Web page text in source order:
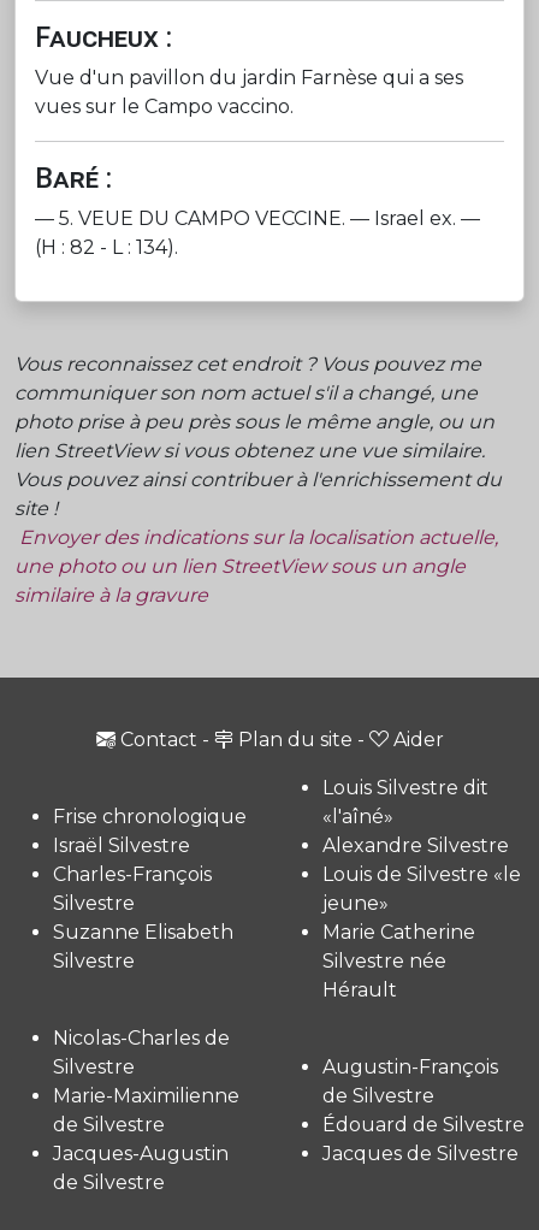
Faucheux :
Vue d'un pavillon du jardin Farnèse qui a ses
vues sur le Campo vaccino.
Baré :
— 5. VEUE DU CAMPO VECCINE. — Israel ex. —
(H : 82 - L : 134).
Vous reconnaissez cet endroit ? Vous pouvez me
communiquer son nom actuel s'il a changé, une
photo prise à peu près sous le même angle, ou un
lien StreetView si vous obtenez une vue similaire.
Vous pouvez ainsi contribuer à l'enrichissement du
site !
Envoyer des indications sur la localisation actuelle,
une photo ou un lien StreetView sous un angle
similaire à la gravure
Contact - Plan du site - Aider
Frise chronologique
Israël Silvestre
Charles-François
Silvestre
Suzanne Elisabeth
Silvestre
Louis Silvestre dit
«l'aîné»
Alexandre Silvestre
Louis de Silvestre «le
jeune»
Marie Catherine
Silvestre née
Hérault
Nicolas-Charles de
Silvestre
Marie-Maximilienne
de Silvestre
Jacques-Augustin
de Silvestre
Augustin-François
de Silvestre
Édouard de Silvestre
Jacques de Silvestre